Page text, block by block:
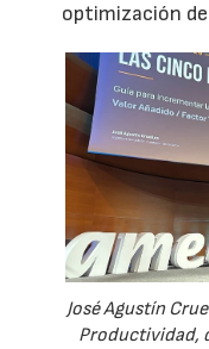
optimización
José Agustín
Productividad,